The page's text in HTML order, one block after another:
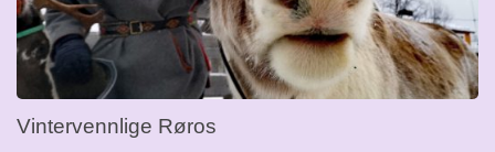
Vintervennlige Røros